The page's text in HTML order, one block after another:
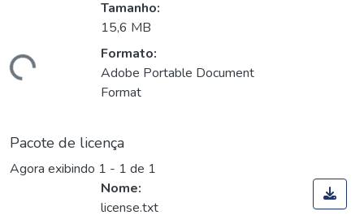
Tamanho:
15,6 MB
Formato:
Adobe Portable Document
Format
Pacote de licença
Agora exibindo 1 - 1 de 1
Nome:
license.txt